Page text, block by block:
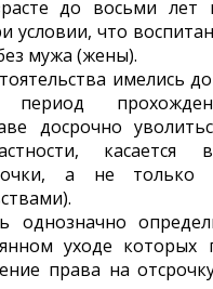
до восьми лет
условии, что
мужа (жены).
имелись
досрочно
касается
а не только
уходе которых
права на